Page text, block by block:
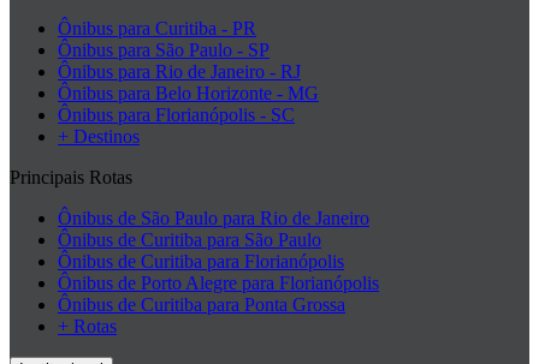
Ônibus para Curitiba - PR
Ônibus para São Paulo - SP
Ônibus para Rio de Janeiro - RJ
Ônibus para Belo Horizonte - MG
Ônibus para Florianópolis - SC
+ Destinos
Principais Rotas
Ônibus de São Paulo para Rio de Janeiro
Ônibus de Curitiba para São Paulo
Ônibus de Curitiba para Florianópolis
Ônibus de Porto Alegre para Florianópolis
Ônibus de Curitiba para Ponta Grossa
+ Rotas